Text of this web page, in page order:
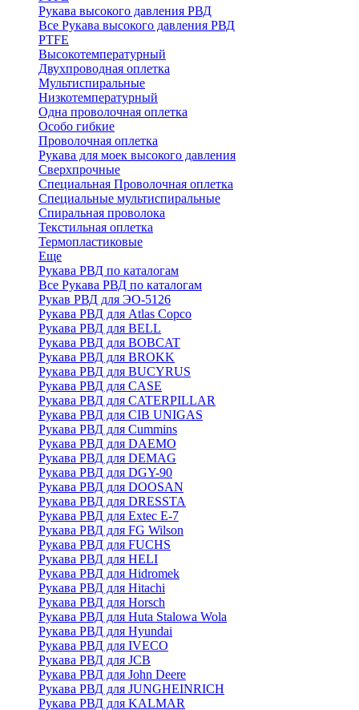
Рукава высокого давления РВД
Все Рукава высокого давления РВД
PTFE
Высокотемпературный
Двухпроводная оплетка
Мультиспиральные
Низкотемпературный
Одна проволочная оплетка
Особо гибкие
Проволочная оплетка
Рукава для моек высокого давления
Сверхпрочные
Специальная Проволочная оплетка
Специальные мультиспиральные
Спиральная проволока
Текстильная оплетка
Термопластиковые
Еще
Рукава РВД по каталогам
Все Рукава РВД по каталогам
Рукав РВД для ЭО-5126
Рукава РВД для Atlas Copco
Рукава РВД для BELL
Рукава РВД для BOBCAT
Рукава РВД для BROKK
Рукава РВД для BUCYRUS
Рукава РВД для CASE
Рукава РВД для CATERPILLAR
Рукава РВД для CIB UNIGAS
Рукава РВД для Cummins
Рукава РВД для DAEMO
Рукава РВД для DEMAG
Рукава РВД для DGY-90
Рукава РВД для DOOSAN
Рукава РВД для DRESSTA
Рукава РВД для Extec E-7
Рукава РВД для FG Wilson
Рукава РВД для FUCHS
Рукава РВД для HELI
Рукава РВД для Hidromek
Рукава РВД для Hitachi
Рукава РВД для Horsch
Рукава РВД для Huta Stalowa Wola
Рукава РВД для Hyundai
Рукава РВД для IVECO
Рукава РВД для JCB
Рукава РВД для John Deere
Рукава РВД для JUNGHEINRICH
Рукава РВД для KALMAR